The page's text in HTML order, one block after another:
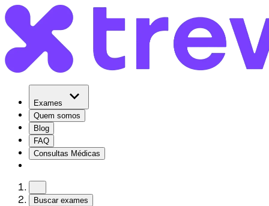
Exames
Quem somos
Blog
FAQ
Consultas Médicas
Buscar exames